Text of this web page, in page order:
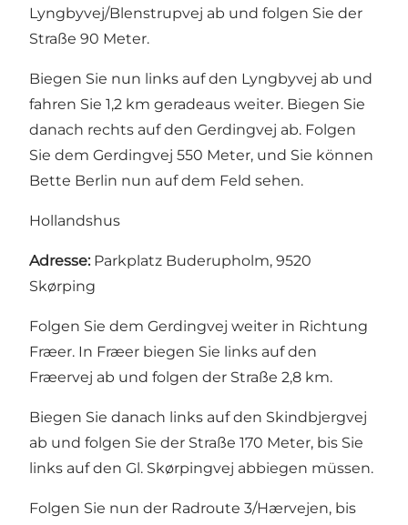
Lyngbyvej/Blenstrupvej ab und folgen Sie der
Straße 90 Meter.
Biegen Sie nun links auf den Lyngbyvej ab und
fahren Sie 1,2 km geradeaus weiter. Biegen Sie
danach rechts auf den Gerdingvej ab. Folgen
Sie dem Gerdingvej 550 Meter, und Sie können
Bette Berlin nun auf dem Feld sehen.
Hollandshus
Adresse: Parkplatz Buderupholm, 9520
Skørping
Folgen Sie dem Gerdingvej weiter in Richtung
Fræer. In Fræer biegen Sie links auf den
Fræervej ab und folgen der Straße 2,8 km.
Biegen Sie danach links auf den Skindbjergvej
ab und folgen Sie der Straße 170 Meter, bis Sie
links auf den Gl. Skørpingvej abbiegen müssen.
Folgen Sie nun der Radroute 3/Hærvejen, bis